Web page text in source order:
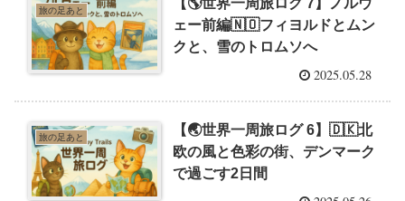
旅の足あと
【🌎世界一周旅ログ 7】ノルウ
ェー前編🇳🇴フィヨルドとムン
クと、雪のトロムソへ
2025.05.28
旅の足あと
【🌏世界一周旅ログ 6】🇩🇰北
欧の風と色彩の街、デンマーク
で過ごす2日間